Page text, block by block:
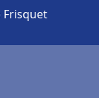
Frisquet